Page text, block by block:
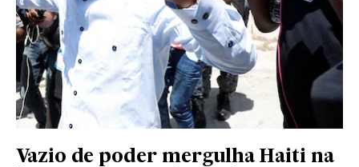
Vazio de poder mergulha Haiti na